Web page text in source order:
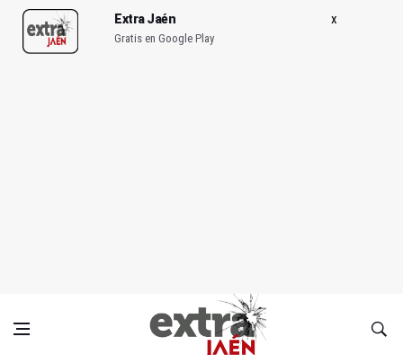
Extra Jaén
Gratis en Google Play